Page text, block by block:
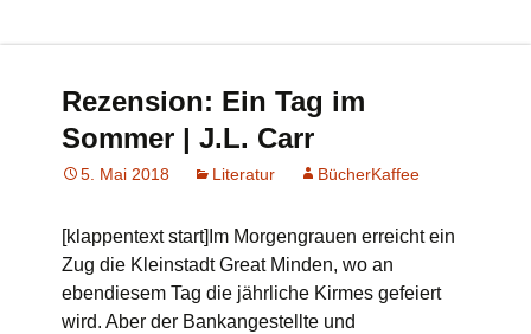
Rezension: Ein Tag im
Sommer | J.L. Carr
5. Mai 2018 Literatur BücherKaffee
[klappentext start]Im Morgengrauen erreicht ein
Zug die Kleinstadt Great Minden, wo an
ebendiesem Tag die jährliche Kirmes gefeiert
wird. Aber der Bankangestellte und